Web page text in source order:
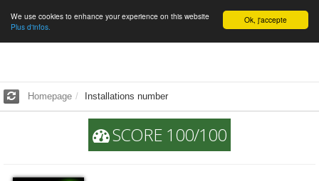
English Ok, j'accepte
We use cookies to enhance your experience on this website
Plus d'infos.
Homepage Installations number
SCORE 100/100